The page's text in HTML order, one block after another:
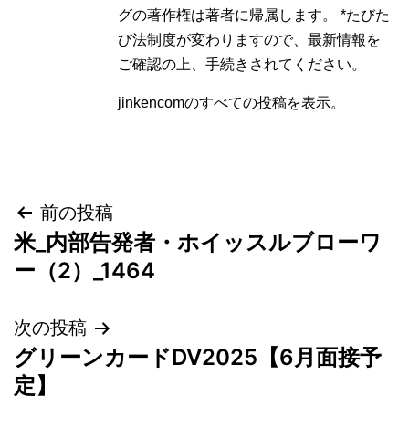
グの著作権は著者に帰属します。 *たびた
び法制度が変わりますので、最新情報を
ご確認の上、手続きされてください。
jinkencomのすべての投稿を表示。
投
稿
ビ
ゲ
前の投稿
米_内部告発者・ホイッスルブローワ
ー（2）_1464
次の投稿
グリーンカードDV2025【6月面接予
定】